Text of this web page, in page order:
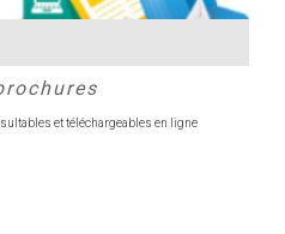
et téléchargeables en ligne